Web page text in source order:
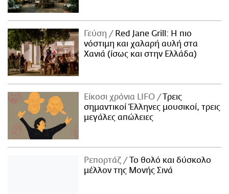
Γεύση
Red Jane Grill: Η πιο
νόστιμη και χαλαρή αυλή στα
Χανιά (ίσως και στην Ελλάδα)
Είκοσι χρόνια LIFO
Tρεις
σημαντικοί Έλληνες μουσικοί, τρεις
μεγάλες απώλειες
Ρεπορτάζ
Το θολό και δύσκολο
μέλλον της Μονής Σινά